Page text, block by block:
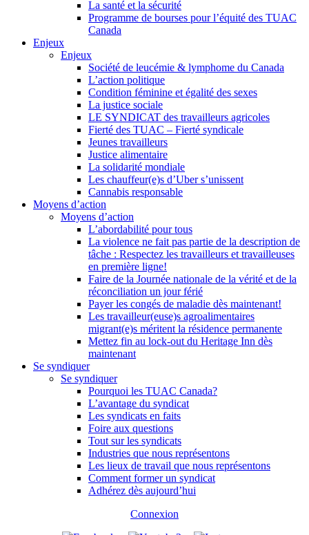
La santé et la sécurité
Programme de bourses pour l’équité des TUAC
Canada
Enjeux
Enjeux
Société de leucémie & lymphome du Canada
L’action politique
Condition féminine et égalité des sexes
La justice sociale
LE SYNDICAT des travailleurs agricoles
Fierté des TUAC – Fierté syndicale
Jeunes travailleurs
Justice alimentaire
La solidarité mondiale
Les chauffeur(e)s d’Uber s’unissent
Cannabis responsable
Moyens d’action
Moyens d’action
L’abordabilité pour tous
La violence ne fait pas partie de la description de
tâche : Respectez les travailleurs et travailleuses
en première ligne!
Faire de la Journée nationale de la vérité et de la
réconciliation un jour férié
Payer les congés de maladie dès maintenant!
Les travailleur(euse)s agroalimentaires
migrant(e)s méritent la résidence permanente
Mettez fin au lock-out du Heritage Inn dès
maintenant
Se syndiquer
Se syndiquer
Pourquoi les TUAC Canada?
L’avantage du syndicat
Les syndicats en faits
Foire aux questions
Tout sur les syndicats
Industries que nous représentons
Les lieux de travail que nous représentons
Comment former un syndicat
Adhérez dès aujourd’hui
Connexion